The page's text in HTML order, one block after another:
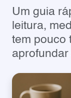
Um guia
leitura,
tem pouco
aprofundar